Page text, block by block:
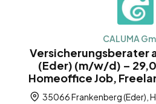
CALUMA
Versicherungsberater
(Eder) (m/w/d) –
Homeoffice Job,
35066 Frankenberg (Eder),